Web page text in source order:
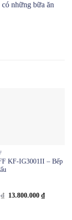
những bữa ăn
KF-IG3001II – Bếp
₫
Giá
13.800.000 ₫Giá